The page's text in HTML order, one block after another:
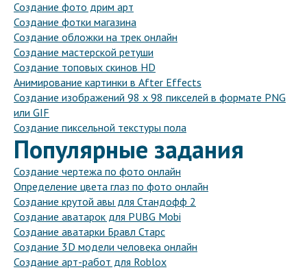
Создание фото дрим арт
Создание фотки магазина
Создание обложки на трек онлайн
Создание мастерской ретуши
Создание топовых скинов HD
Анимирование картинки в After Effects
Создание изображений 98 х 98 пикселей в формате PNG
или GIF
Создание пиксельной текстуры пола
Популярные задания
Создание чертежа по фото онлайн
Определение цвета глаз по фото онлайн
Создание крутой авы для Стандофф 2
Создание аватарок для PUBG Mobi
Создание аватарки Бравл Старс
Создание 3D модели человека онлайн
Создание арт-работ для Roblox